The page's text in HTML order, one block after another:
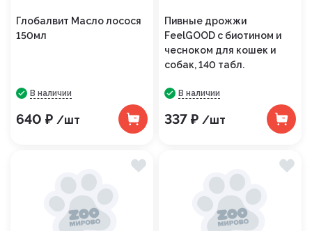
Глобалвит Масло лосося
150мл
В наличии
640 ₽ /шт
Пивные дрожжи
FeelGOOD с биотином и
чесноком для кошек и
собак, 140 табл.
В наличии
337 ₽ /шт